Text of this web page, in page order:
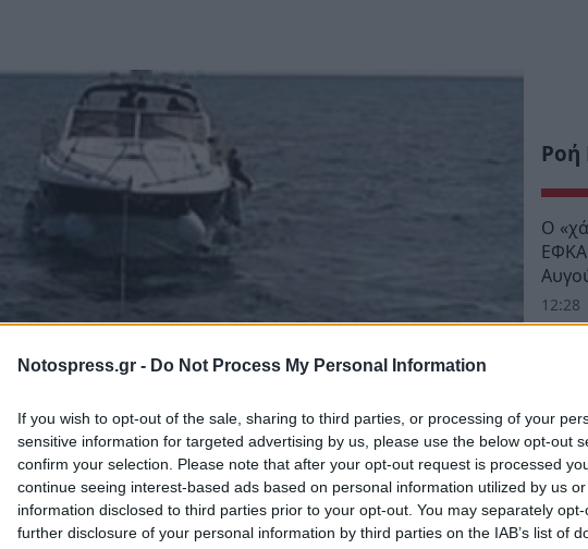
Notospress.gr - Do Not Process My Personal Information
If you wish to opt-out of the sale, sharing to third parties, or processing of your
sensitive information for targeted advertising by us, please use the below opt-out
confirm your selection. Please note that after your opt-out request is processed
continue seeing interest-based ads based on personal information utilized by us
information disclosed to third parties prior to your opt-out. You may separately
further disclosure of your personal information by third parties on the IAB’s list of
Ροή
Ο
ΕΦΚΑ
12:28
11:52
της
νέοι
11:34